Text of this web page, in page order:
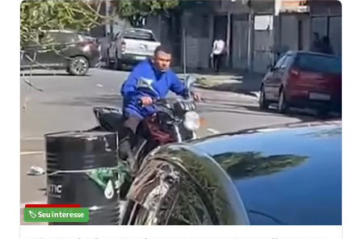
NOTÍCIAS
🏷️ Seu interesse